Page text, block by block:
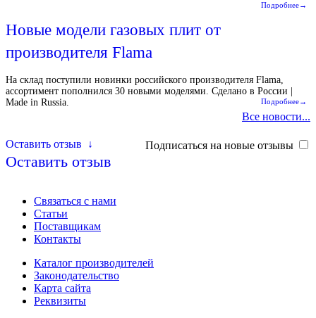
Подробнее→
Новые модели газовых плит от
производителя Flama
На склад поступили новинки российского производителя Flama,
ассортимент пополнился 30 новыми моделями. Сделано в России |
Made in Russia.
Подробнее→
Все новости...
Подписаться на новые отзывы
Оставить отзыв ↓
Оставить отзыв
Связаться с нами
Статьи
Поставщикам
Контакты
Каталог производителей
Законодательство
Карта сайта
Реквизиты